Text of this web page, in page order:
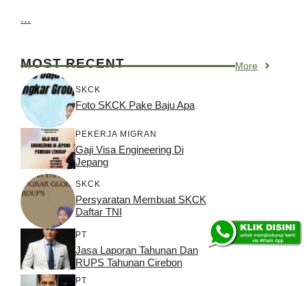
...
MOST RECENT More
SKCK
Foto SKCK Pake Baju Apa
PEKERJA MIGRAN
Gaji Visa Engineering Di
Jepang
SKCK
Persyaratan Membuat SKCK
Daftar TNI
PT
Jasa Laporan Tahunan Dan
RUPS Tahunan Cirebon
PT